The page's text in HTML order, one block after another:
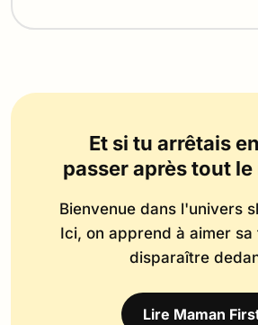
Et si tu arrêtais
passer après tout le
Bienvenue dans l'univers
Ici, on apprend à aimer sa
disparaître
Lire Maman